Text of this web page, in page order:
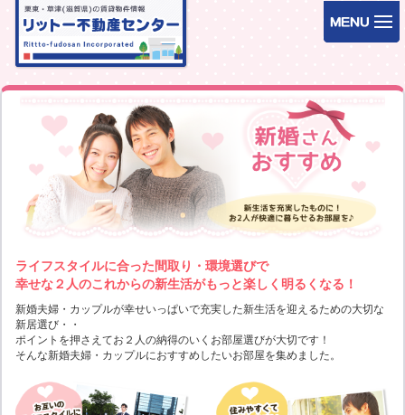
ライフスタイルに合った間取り・環境選びで
幸せな２人のこれからの新生活がもっと楽しく明るくなる！
新婚夫婦・カップルが幸せいっぱいで充実した新生活を迎えるための大切な
新居選び・・
ポイントを押さえてお２人の納得のいくお部屋選びが大切です！
そんな新婚夫婦・カップルにおすすめしたいお部屋を集めました。